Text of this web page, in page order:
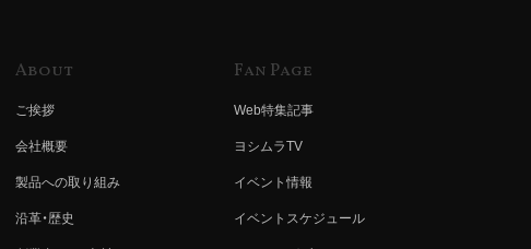
About
ご挨拶
会社概要
製品への取り組み
沿革・歴史
Fan Page
Web特集記事
ヨシムラTV
イベント情報
イベントスケジュール